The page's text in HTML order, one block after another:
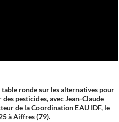
table ronde sur les alternatives pour
pesticides, avec Jean-Claude
de la Coordination EAU IDF, le
à Aiffres (79).